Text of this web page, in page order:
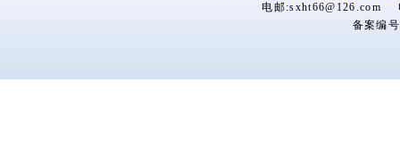
电邮:sxht66@126.com
备案编